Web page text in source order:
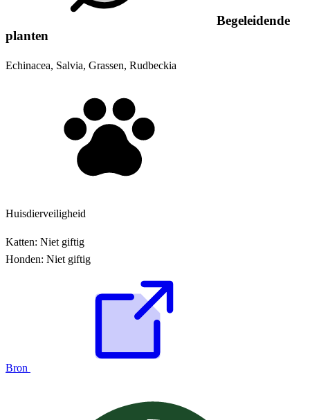
Begeleidende
planten
Echinacea, Salvia, Grassen, Rudbeckia
Huisdierveiligheid
Katten: Niet giftig
Honden: Niet giftig
Bron